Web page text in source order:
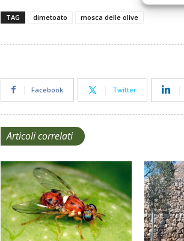
TAG dimetoato mosca delle olive
Facebook Twitter
Articoli correlati